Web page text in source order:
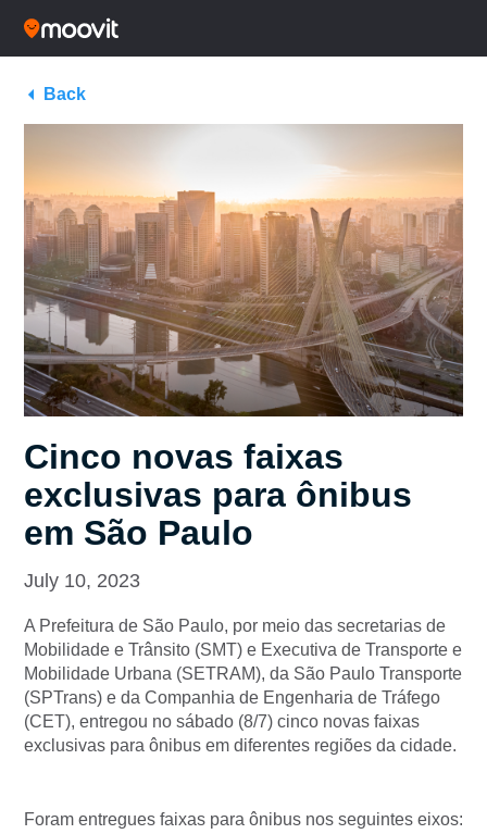
Back
Cinco novas faixas
exclusivas para ônibus
em São Paulo
July 10, 2023
A Prefeitura de São Paulo, por meio das secretarias de
Mobilidade e Trânsito (SMT) e Executiva de Transporte e
Mobilidade Urbana (SETRAM), da São Paulo Transporte
(SPTrans) e da Companhia de Engenharia de Tráfego
(CET), entregou no sábado (8/7) cinco novas faixas
exclusivas para ônibus em diferentes regiões da cidade.
Foram entregues faixas para ônibus nos seguintes eixos: